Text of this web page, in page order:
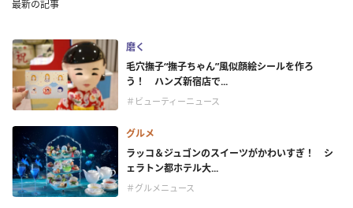
最新の記事
磨く
毛穴撫子“撫子ちゃん”風似顔絵シールを作ろ
う！ ハンズ新宿店で...
＃ビューティーニュース
グルメ
ラッコ＆ジュゴンのスイーツがかわいすぎ！ シ
ェラトン都ホテル大...
＃グルメニュース